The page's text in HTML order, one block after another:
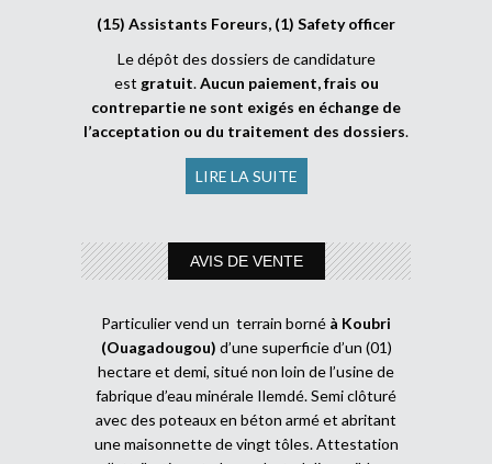
(15) Assistants Foreurs, (1) Safety officer
Le dépôt des dossiers de candidature
est gratuit.Aucun paiement, frais ou
contrepartie ne sont exigés en échange de
l’acceptation ou du traitement des dossiers.
LIRE LA SUITE
AVIS DE VENTE
Particulier vend un terrain borné à Koubri
(Ouagadougou) d’une superficie d’un (01)
hectare et demi, situé non loin de l’usine de
fabrique d’eau minérale Ilemdé. Semi clôturé
avec des poteaux en béton armé et abritant
une maisonnette de vingt tôles. Attestation